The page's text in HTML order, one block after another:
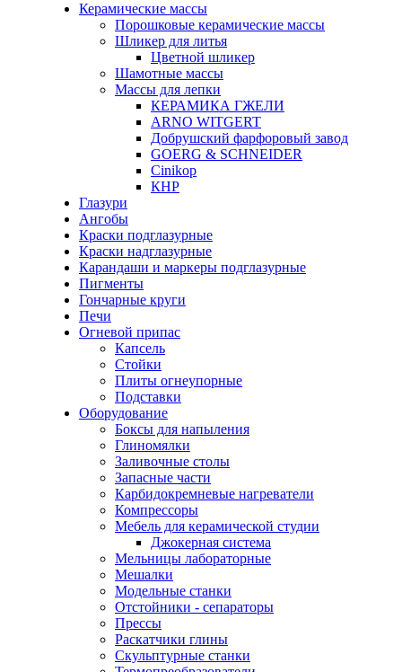
Керамические массы
Порошковые керамические массы
Шликер для литья
Цветной шликер
Шамотные массы
Массы для лепки
КЕРАМИКА ГЖЕЛИ
ARNO WITGERT
Добрушский фарфоровый завод
GOERG & SCHNEIDER
Cinikop
КНР
Глазури
Ангобы
Краски подглазурные
Краски надглазурные
Карандаши и маркеры подглазурные
Пигменты
Гончарные круги
Печи
Огневой припас
Капсель
Стойки
Плиты огнеупорные
Подставки
Оборудование
Боксы для напыления
Глиномялки
Заливочные столы
Запасные части
Карбидокремневые нагреватели
Компрессоры
Мебель для керамической студии
Джокерная система
Мельницы лабораторные
Мешалки
Модельные станки
Отстойники - сепараторы
Прессы
Раскатчики глины
Скульптурные станки